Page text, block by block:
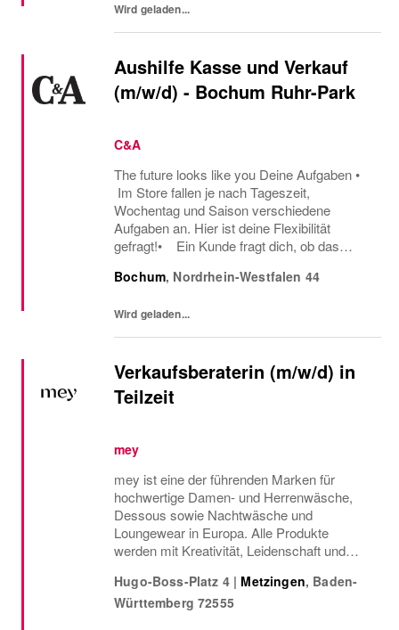
Wird geladen...
Aushilfe Kasse und Verkauf
(m/w/d) - Bochum Ruhr-Park
C&A
The future looks like you Deine Aufgaben •
Im Store fallen je nach Tageszeit,
Wochentag und Saison verschiedene
Aufgaben an. Hier ist deine Flexibilität
gefragt!• Ein Kunde fragt dich, ob das
Größe verfügbar ist oder welcher Gürtel gut
Bochum, Nordrhein-Westfalen 44
Wird geladen...
Verkaufsberaterin (m/w/d) in
Teilzeit
mey
mey ist eine der führenden Marken für
hochwertige Damen- und Herrenwäsche,
Dessous sowie Nachtwäsche und
Loungewear in Europa. Alle Produkte
werden mit Kreativität, Leidenschaft und
vermarktet. Innovation bedeutet für mey
nicht nur, Neues zu schaffen,...
Hugo-Boss-Platz 4 | Metzingen, Baden-
Württemberg 72555